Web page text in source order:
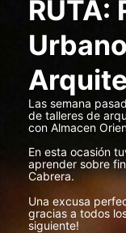
RUTA:
Las semana
de talleres de
con Almacen
En esta ocasión
aprender sobre
Cabrera.
Una excusa
gracias a todos
siguiente!